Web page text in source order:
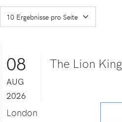
08
AUG
2026
The Lion King
London